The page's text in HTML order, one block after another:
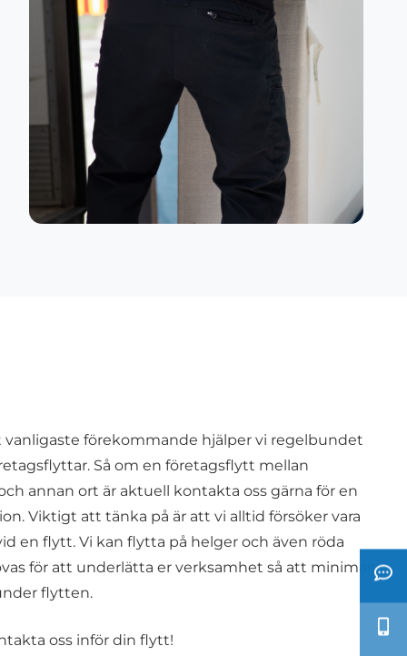
förekommande hjälper vi regelbundet
Så om en företagsflytt mellan
annan ort är aktuell kontakta oss gärna för en
Viktigt att tänka på är att vi alltid försöker vara
en flytt. Vi kan flytta på helger och även röda
för att underlätta er verksamhet så att minimalt
flytten.
oss inför din flytt!